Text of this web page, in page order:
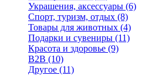
Украшения, аксессуары (6)
Спорт, туризм, отдых (8)
Товары для животных (4)
Подарки и сувениры (11)
Красота и здоровье (9)
B2B (10)
Другое (11)